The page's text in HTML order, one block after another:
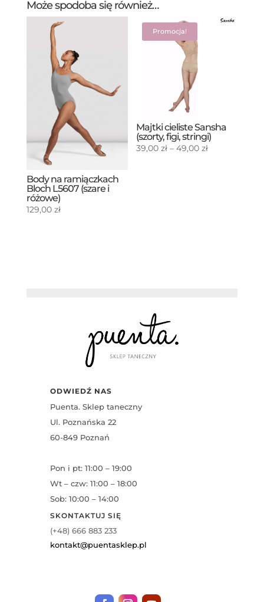
Może spodoba się również…
Body na ramiączkach
Bloch L5607 (szare i
różowe)
129,00 zł
Promocja!
Majtki cieliste Sansha
(szorty, figi, stringi)
39,00zł – 49,00złZakres
ODWIEDŹ NAS
Puenta. Sklep taneczny
Ul. Poznańska 22
60-849 Poznań
Pon i pt: 11:00 – 19:00
Wt – czw: 11:00 – 18:00
Sob: 10:00 – 14:00
SKONTAKTUJ SIĘ
(+48) 666 883 233
kontakt@puentasklep.pl